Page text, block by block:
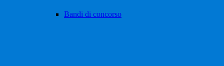
Bandi di concorso